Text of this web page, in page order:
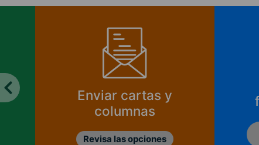
financia CIPER?
Ver informes de
ingresos